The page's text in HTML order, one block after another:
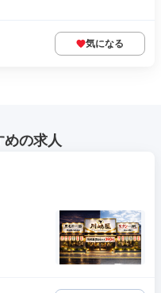
気になる
めの求人